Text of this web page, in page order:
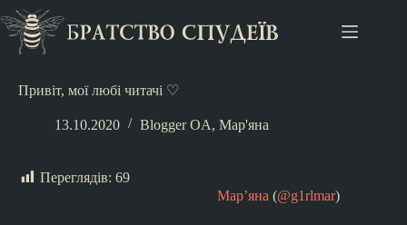
Привіт, мої любі читачі ♡
13.10.2020 Blogger OA, Мар'яна
Переглядів: 69
Мар’яна (@g1rlmar)